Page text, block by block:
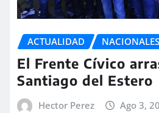
ACTUALIDAD NACIONALES
El Frente Cívico
Santiago del Estero
Hector Perez Ago 3,